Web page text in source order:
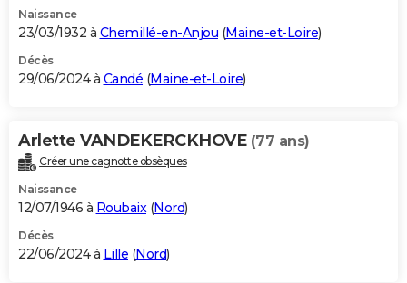
Naissance
23/03/1932 à Chemillé-en-Anjou (Maine-et-Loire)
Décès
29/06/2024 à Candé (Maine-et-Loire)
Arlette VANDEKERCKHOVE (77 ans)
Créer une cagnotte obsèques
Naissance
12/07/1946 à Roubaix(Nord)
Décès
22/06/2024 à Lille (Nord)